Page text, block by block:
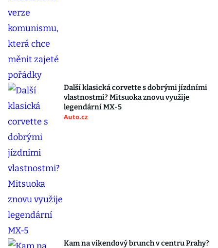
Další klasická corvette s dobrými jízdními
vlastnostmi? Mitsuoka znovu využije
legendární MX-5
Auto.cz
Kam na víkendový brunch v centru Prahy?